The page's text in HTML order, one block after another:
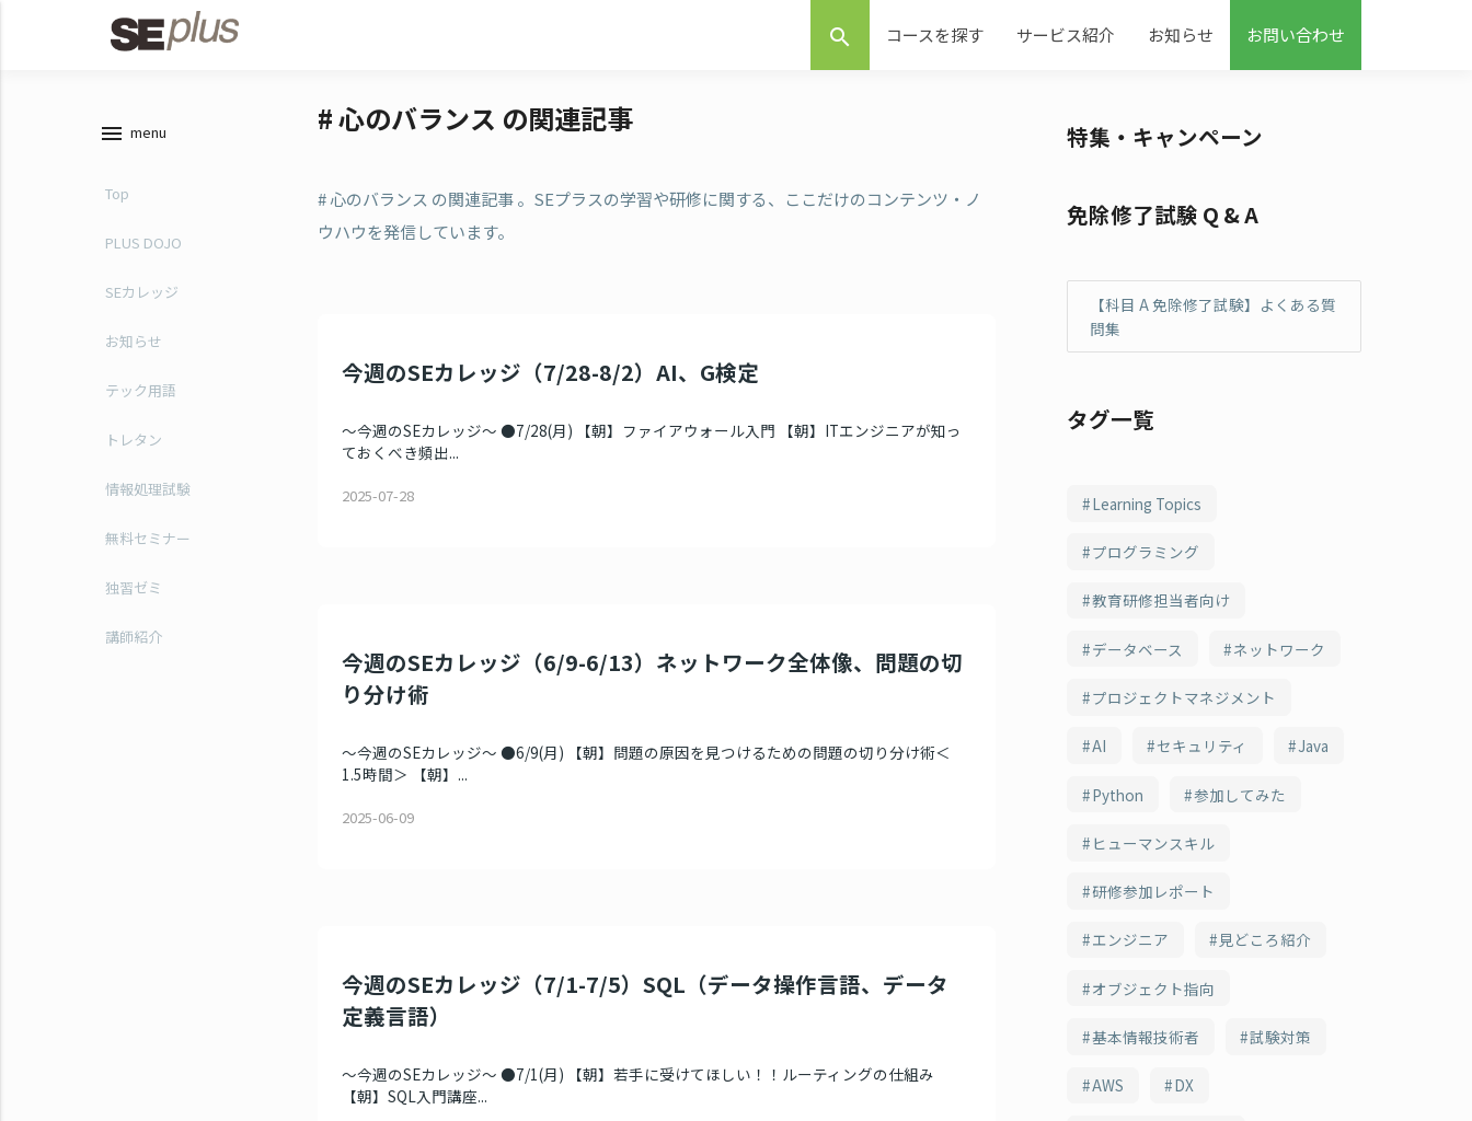
search コースを探す サービス紹介 お知らせ お問い合わせ
menu menu
Top
PLUS DOJO
SEカレッジ
お知らせ
テック用語
トレタン
情報処理試験
無料セミナー
独習ゼミ
講師紹介
# 心のバランス の関連記事
# 心のバランス の関連記事 。SEプラスの学習や研修に関する、ここだけのコンテンツ・ノ
ウハウを発信しています。
今週のSEカレッジ（7/28-8/2）AI、G検定
～今週のSEカレッジ～ ●7/28(月) 【朝】ファイアウォール入門 【朝】ITエンジニアが知っ
ておくべき頻出...
2025-07-28
今週のSEカレッジ（6/9-6/13）ネットワーク全体像、問題の切
り分け術
～今週のSEカレッジ～ ●6/9(月) 【朝】問題の原因を見つけるための問題の切り分け術＜
1.5時間＞ 【朝】...
2025-06-09
今週のSEカレッジ（7/1-7/5）SQL（データ操作言語、データ
定義言語）
～今週のSEカレッジ～ ●7/1(月) 【朝】若手に受けてほしい！！ルーティングの仕組み
【朝】SQL入門講座...
特集・キャンペーン
免除修了試験 Q & A
【科目 A 免除修了試験】よくある質
問集
タグ一覧
Learning Topics
プログラミング
教育研修担当者向け
データベース ネットワーク
プロジェクトマネジメント
AI セキュリティ Java
Python 参加してみた
ヒューマンスキル
研修参加レポート
エンジニア 見どころ紹介
オブジェクト指向
基本情報技術者 試験対策
AWS DX